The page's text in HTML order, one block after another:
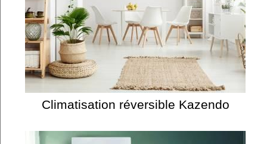
Climatisation réversible Kazendo